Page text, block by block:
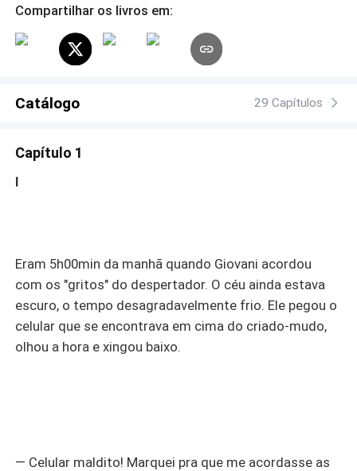
encontrando em Giovani um propósito extra ainda mais
predadores astutos, cativando a atenção da mais
audaciosa e sedutora entre eles. O que acontecerá a
Compartilhar os livros em:
Catálogo 29 Capítulos
Capítulo 1
I
Eram 5h00min da manhã quando Giovani acordou
com os "gritos" do despertador. O céu ainda estava
escuro, o tempo desagradavelmente frio. Ele pegou o
celular que se encontrava em cima do criado-mudo,
olhou a hora e xingou baixo.
— Celular maldito! Marquei pra que me acordasse as